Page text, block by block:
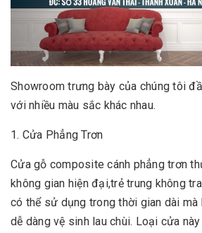
Showroom trưng bày của chúng tôi
với nhiều màu sắc khác nhau.
1. Cửa Phẳng Trơn
Cửa gỗ composite cánh phẳng trơn
không gian hiện đại,trẻ trung không
có thể sử dụng trong thời gian dài
dễ dàng vệ sinh lau chùi. Loại cửa